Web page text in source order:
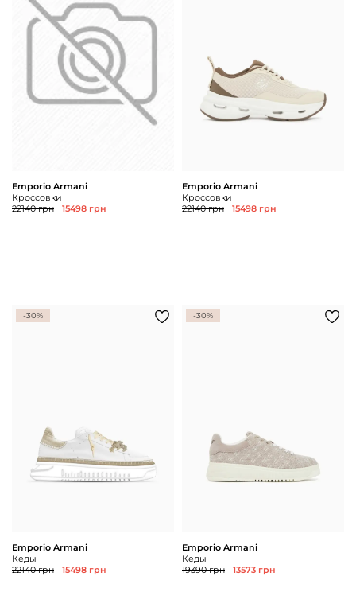
Вопросы и
ответы
Контакты
Palmira Club
Уход
Emporio Armani
Кроссовки
22140 грн
15498 грн
Emporio Armani
Кроссовки
22140 грн
15498 грн
-30%
Emporio Armani
Кеды
22140 грн
15498 грн
-30%
Emporio Armani
Кеды
19390 грн
13573 грн